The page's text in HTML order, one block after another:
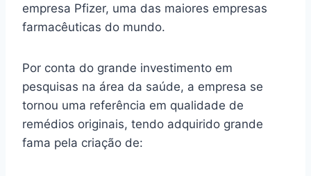
empresa Pfizer, uma das maiores empresas
farmacêuticas do mundo.
Por conta do grande investimento em
pesquisas na área da saúde, a empresa se
tornou uma referência em qualidade de
remédios originais, tendo adquirido grande
fama pela criação de: